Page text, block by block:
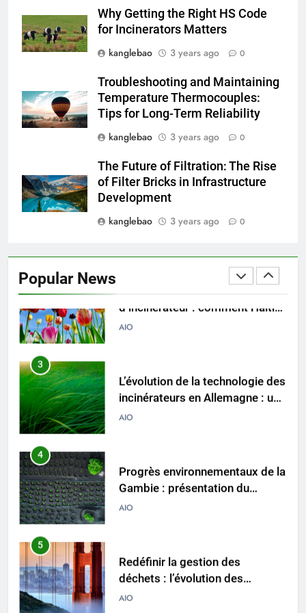
Why Getting the Right HS Code
for Incinerators Matters
kanglebao
3 years ago 0
Troubleshooting and Maintaining
Temperature Thermocouples:
Tips for Long-Term Reliability
kanglebao
3 years ago 0
The Future of Filtration: The Rise
of Filter Bricks in Infrastructure
Development
kanglebao
3 years ago 0
Popular News
l’incinération
AIO
8
du nouveau incinérateur
ukrainien
AIO
controversé d’incinérateur du
Laos : point de vue du
gouvernement et
préoccupations du public
AIO
d’incinérateur : comment Haïti
ouvre la voie en matière
déchets
3
AIO
4
5
6